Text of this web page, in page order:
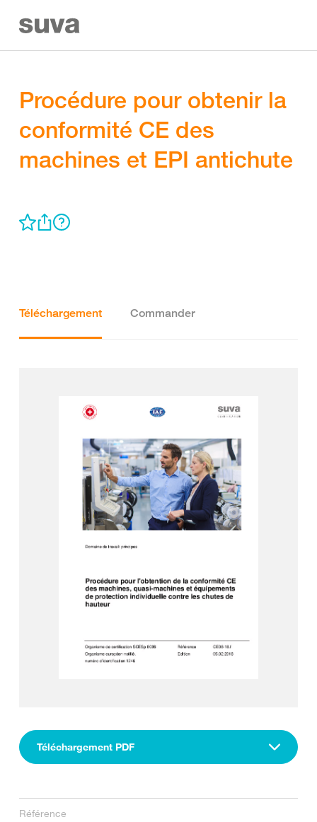
Procédure pour obtenir la
conformité CE des
machines et EPI antichute
Téléchargement Commander
Téléchargement PDF
Référence